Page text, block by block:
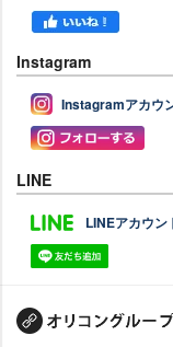
Instagram
Instagramアカウ
LINE
LINEアカウン